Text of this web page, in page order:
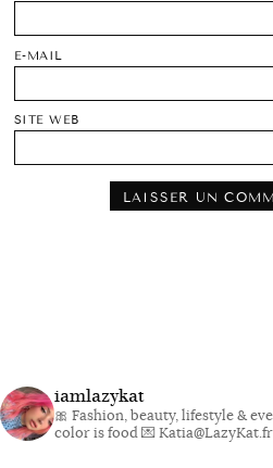
E-MAIL
SITE WEB
iamlazykat
🎀 Fashion, beauty, lifestyle &
color is food💌 Katia@LazyKat.fr